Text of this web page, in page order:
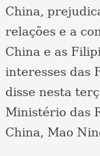
China,
relações e a
China e as
interesses das
disse nesta
Ministério das
China, Mao